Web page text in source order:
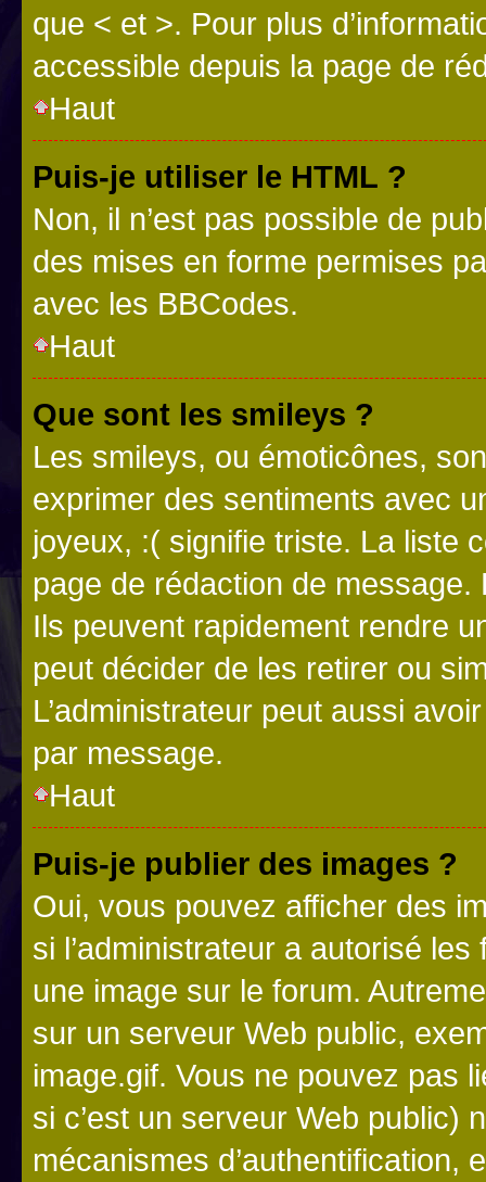
que < et >. Pour plus
accessible depuis la page de
Haut
Puis-je utiliser le HTML ?
Non, il n’est pas possible de
des mises en forme permises
avec les BBCodes.
Haut
Que sont les smileys ?
Les smileys, ou émoticônes,
exprimer des sentiments avec
joyeux, :( signifie triste. La liste
page de rédaction de
Ils peuvent rapidement rendre
peut décider de les retirer ou
L’administrateur peut aussi
par message.
Haut
Puis-je publier des images ?
Oui, vous pouvez afficher des
si l’administrateur a autorisé
une image sur le forum.
sur un serveur Web public,
image.gif. Vous ne pouvez pas
si c’est un serveur Web public)
mécanismes d’authentification,